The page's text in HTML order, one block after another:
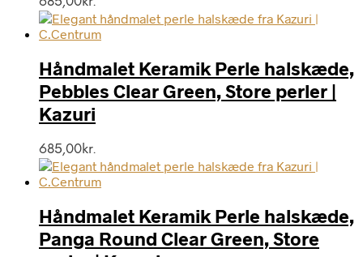
Håndmalet Keramik Perle halskæde,
Pebbles Clear Green, Store perler |
Kazuri
685,00kr.
Håndmalet Keramik Perle halskæde,
Panga Round Clear Green, Store